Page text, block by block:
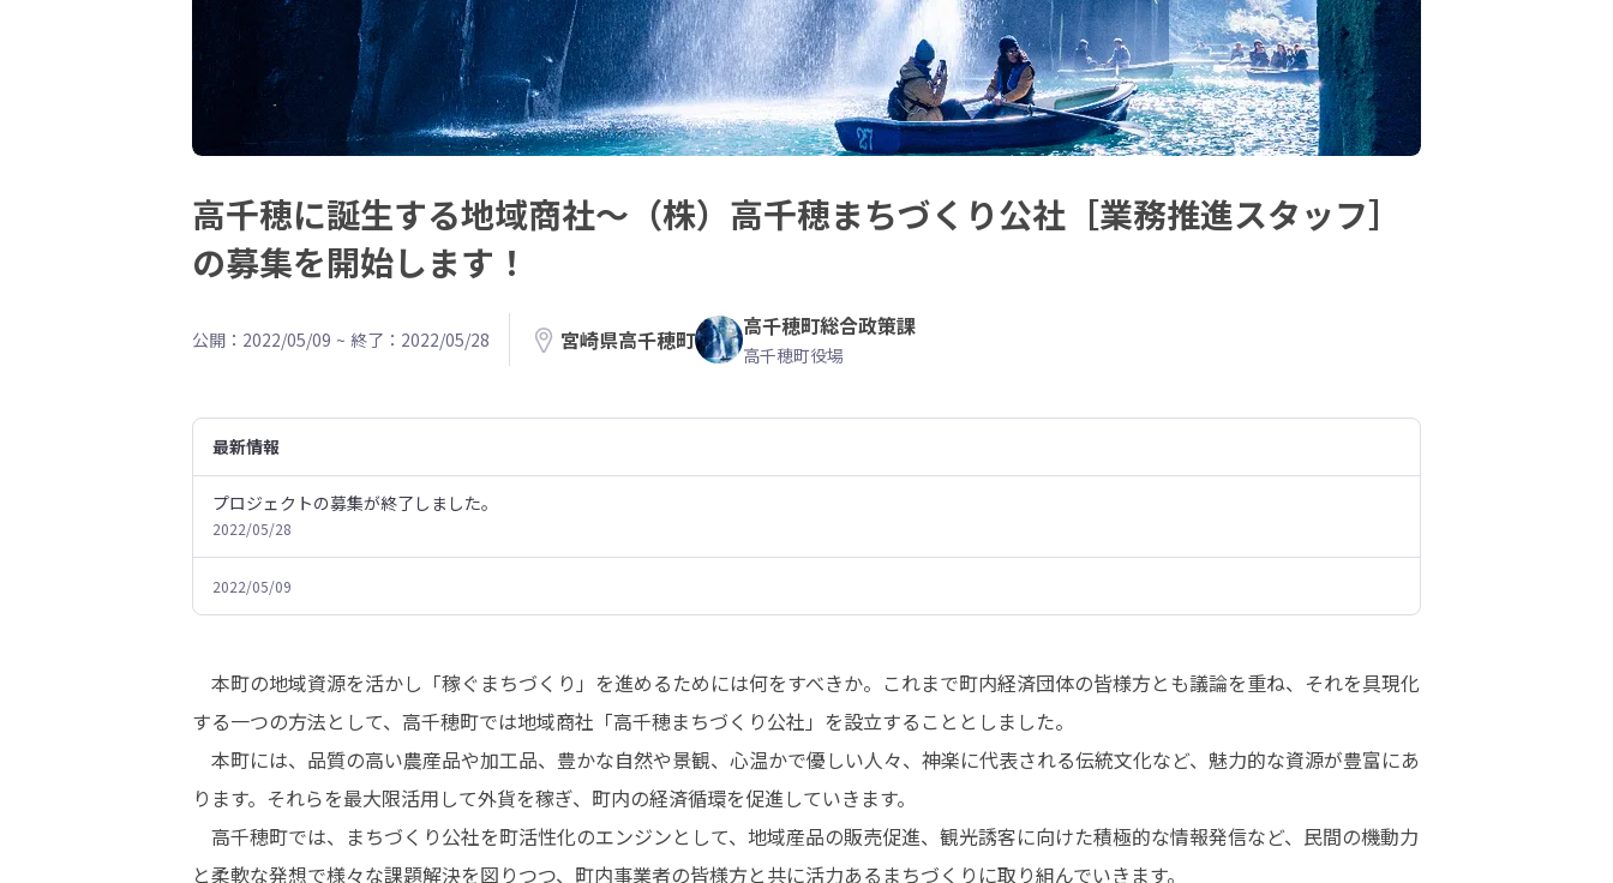
高千穂に誕生する地域商社〜（株）高千穂まちづくり公社［業務推進スタッフ］
の募集を開始します！
公開：2022/05/09 ~ 終了：2022/05/28 宮崎県高千穂町 高千穂町総合政策課
高千穂町役場
最新情報
プロジェクトの募集が終了しました。
2022/05/28
2022/05/09
本町の地域資源を活かし「稼ぐまちづくり」を進めるためには何をすべきか。これまで町内経済団体の皆様方とも議論を重ね、それを具現化
する一つの方法として、高千穂町では地域商社「高千穂まちづくり公社」を設立することとしました。
本町には、品質の高い農産品や加工品、豊かな自然や景観、心温かで優しい人々、神楽に代表される伝統文化など、魅力的な資源が豊富にあ
ります。それらを最大限活用して外貨を稼ぎ、町内の経済循環を促進していきます。
高千穂町では、まちづくり公社を町活性化のエンジンとして、地域産品の販売促進、観光誘客に向けた積極的な情報発信など、民間の機動力
と柔軟な発想で様々な課題解決を図りつつ、町内事業者の皆様方と共に活力あるまちづくりに取り組んでいきます。